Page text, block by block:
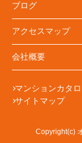
ブログ
アクセスマップ
会社概要
マンションカタ
サイトマップ
Copyright(c)